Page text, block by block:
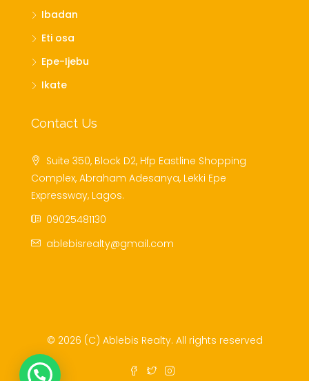
Ibadan
Eti osa
Epe-Ijebu
Ikate
Contact Us
Suite 350, Block D2, Hfp Eastline Shopping
Complex, Abraham Adesanya, Lekki Epe
Expressway, Lagos.
09025481130
ablebisrealty@gmail.com
© 2026 (C) Ablebis Realty. All rights reserved